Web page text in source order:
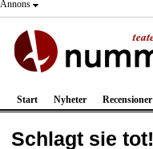
Annons
Start Nyheter Recensioner
Schlagt sie tot!